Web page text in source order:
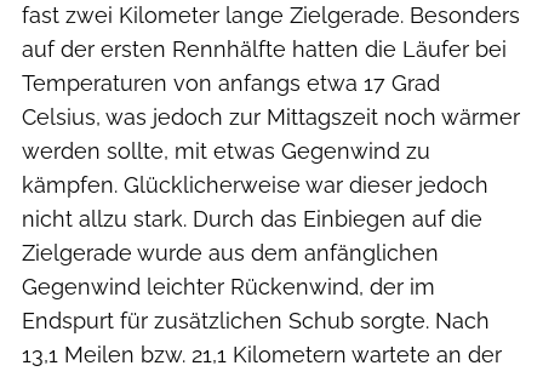
fast zwei Kilometer lange Zielgerade. Besonders
auf der ersten Rennhälfte hatten die Läufer bei
Temperaturen von anfangs etwa 17 Grad
Celsius, was jedoch zur Mittagszeit noch wärmer
werden sollte, mit etwas Gegenwind zu
kämpfen. Glücklicherweise war dieser jedoch
nicht allzu stark. Durch das Einbiegen auf die
Zielgerade wurde aus dem anfänglichen
Gegenwind leichter Rückenwind, der im
Endspurt für zusätzlichen Schub sorgte. Nach
13,1 Meilen bzw. 21,1 Kilometern wartete an der